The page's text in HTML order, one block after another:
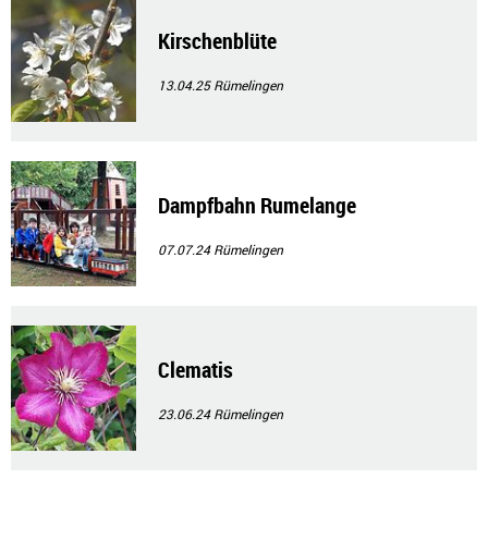
Kirschenblüte
13.04.25Rümelingen
Dampfbahn Rumelange
07.07.24Rümelingen
Clematis
23.06.24Rümelingen